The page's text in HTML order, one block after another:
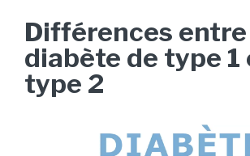
Différences
diabète de type 1
type 2